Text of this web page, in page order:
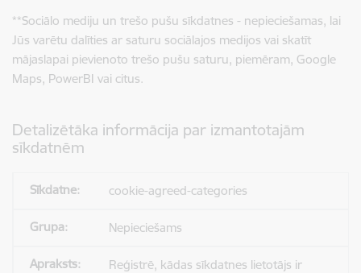
**Sociālo mediju un trešo pušu sīkdatnes - nepieciešamas, lai
Jūs varētu dalīties ar saturu sociālajos medijos vai skatīt
mājaslapai pievienoto trešo pušu saturu, piemēram, Google
Maps, PowerBI vai citus.
Detalizētāka informācija par izmantotajām
sīkdatnēm
cookie-agreed-categories
Nepieciešams
Reģistrē, kādas sīkdatnes lietotājs ir